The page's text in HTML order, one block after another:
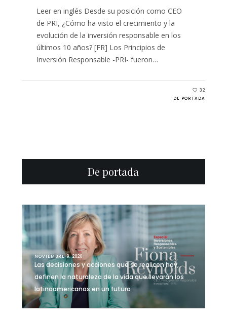
Leer en inglés Desde su posición como CEO
de PRI, ¿Cómo ha visto el crecimiento y la
evolución de la inversión responsable en los
últimos 10 años? [FR] Los Principios de
Inversión Responsable -PRI- fueron…
32
DE PORTADA
De portada
NOVIEMBRE 9, 2020
Las decisiones y acciones que se realicen hoy,
definen la naturaleza de la vida que llevarán los
latinoamericanos en un futuro